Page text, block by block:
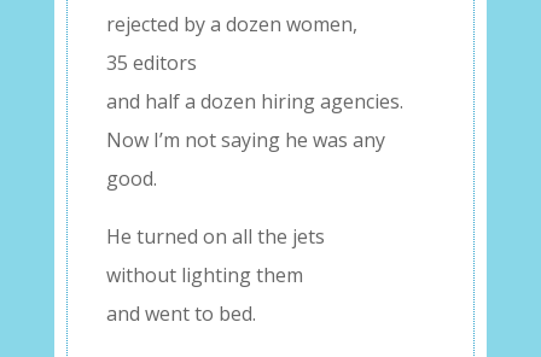
rejected by a dozen women,
35 editors
and half a dozen hiring agencies.
Now I’m not saying he was any
good.
He turned on all the jets
without lighting them
and went to bed.